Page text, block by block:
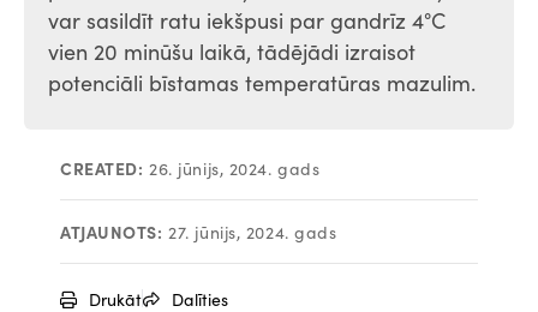
var sasildīt ratu iekšpusi par gandrīz 4°C
vien 20 minūšu laikā, tādējādi izraisot
potenciāli bīstamas temperatūras mazulim.
CREATED: 26. jūnijs, 2024. gads
ATJAUNOTS: 27. jūnijs, 2024. gads
Drukāt Dalīties